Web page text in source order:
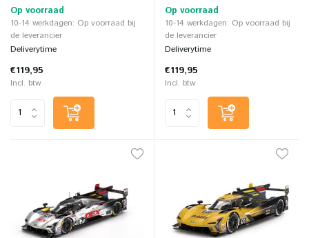
Op voorraad
10-14 werkdagen: Op voorraad bij
de leverancier
Deliverytime
€119,95
Incl. btw
Op voorraad
10-14 werkdagen: Op voorraad bij
de leverancier
Deliverytime
€119,95
Incl. btw